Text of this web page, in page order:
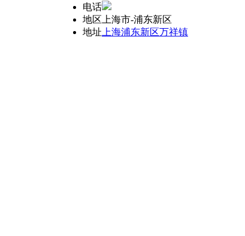
电话
地区 上海市-浦东新区
地址 上海浦东新区万祥镇